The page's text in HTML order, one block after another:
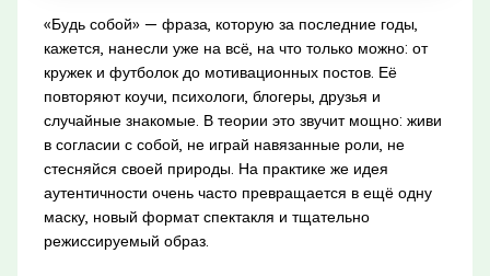
«Будь собой» — фраза, которую за последние годы,
кажется, нанесли уже на всё, на что только можно: от
кружек и футболок до мотивационных постов. Её
повторяют коучи, психологи, блогеры, друзья и
случайные знакомые. В теории это звучит мощно: живи
в согласии с собой, не играй навязанные роли, не
стесняйся своей природы. На практике же идея
аутентичности очень часто превращается в ещё одну
маску, новый формат спектакля и тщательно
режиссируемый образ.